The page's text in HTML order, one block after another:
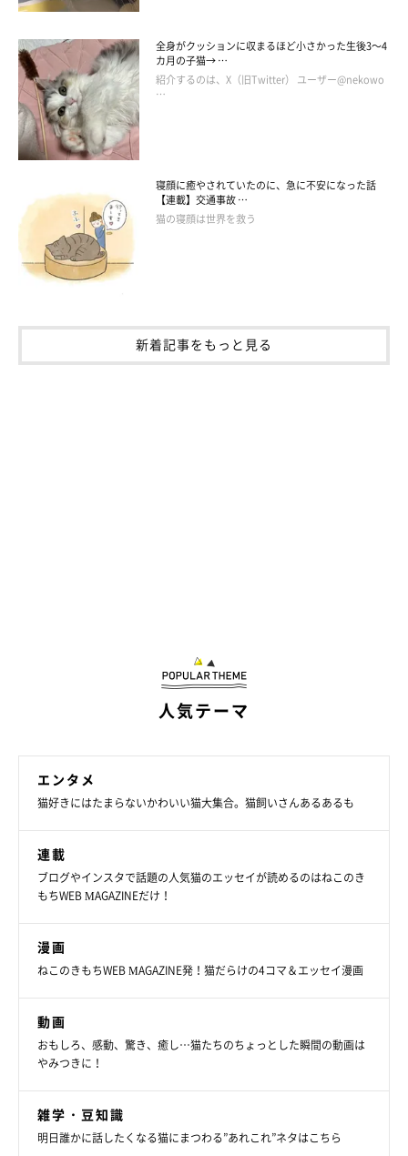
に、飼い主の足元かひざの上にいることが多く、いつも飼い主が
視界に入る距離にいるようです。また、『本当に猫なの？』と思
うほど人が大好きで、お客さんが来ても隠れることなく、自ら近
あと思います（笑）」
飼い主さんにしか見せないしぐさも
全身がクッションに収まるほど小さかった生後3～4
カ月の子猫→ …
紹介するのは、X（旧Twitter） ユーザー@nekowo
…
寝顔に癒やされていたのに、急に不安になった話
【連載】交通事故 …
猫の寝顔は世界を救う
新着記事をもっと見る
人気テーマ
エンタメ
猫好きにはたまらないかわいい猫大集合。猫飼いさんあるあるも
連載
ブログやインスタで話題の人気猫のエッセイが読めるのはねこのき
もちWEB MAGAZINEだけ！
漫画
ねこのきもちWEB MAGAZINE発！猫だらけの4コマ＆エッセイ漫画
動画
おもしろ、感動、驚き、癒し…猫たちのちょっとした瞬間の動画は
やみつきに！
雑学・豆知識
明日誰かに話したくなる猫にまつわる”あれこれ”ネタはこちら